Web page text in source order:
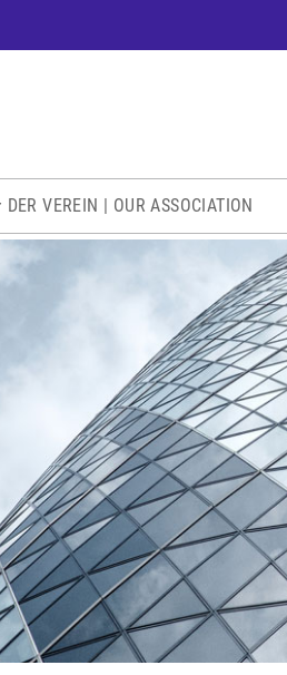
DER VEREIN | OUR ASSOCIATION